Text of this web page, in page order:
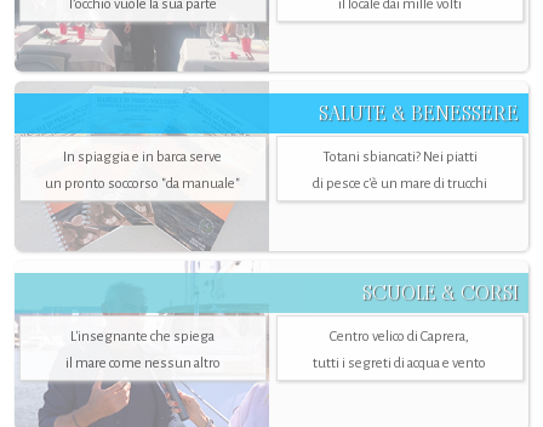
l’occhio vuole la sua parte il locale dai mille volti
SALUTE & BENESSERE
In spiaggia e in barca serve
un pronto soccorso "da manuale"
Totani sbiancati? Nei piatti
di pesce c'è un mare di trucchi
SCUOLE & CORSI
L'insegnante che spiega
il mare come nessun altro
Centro velico di Caprera,
tutti i segreti di acqua e vento